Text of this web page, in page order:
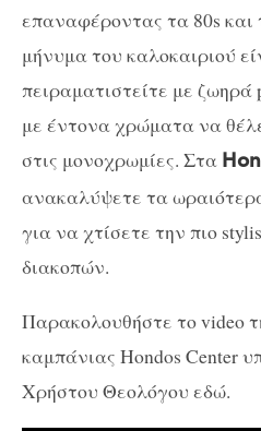
επαναφέροντας τα 80s και
μήνυμα του καλοκαιριού
πειραματιστείτε με ζωηρά
με έντονα χρώματα να
στις μονοχρωμίες. Στα
ανακαλύψετε τα
για να χτίσετε την πιο
διακοπών.
Παρακολουθήστε τοvideo
καμπάνιας Hondos Center
Χρήστου Θεολόγου εδώ.